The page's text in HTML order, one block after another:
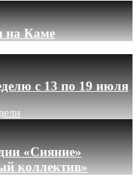
на Каме
с 13 по 19 июля
«Сияние»
коллектив»